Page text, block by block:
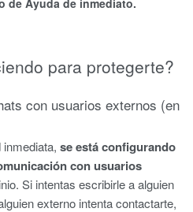
para protegerte?
con usuarios externos (en
se está configurando
con usuarios
Si intentas escribirle a alguien
externo intenta contactarte,